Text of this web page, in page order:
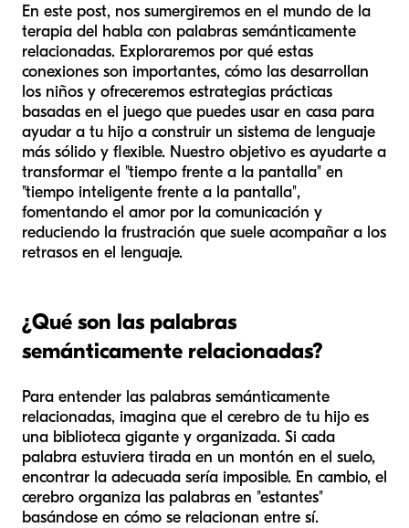
En este post, nos sumergiremos en el mundo de la
terapia del habla con palabras semánticamente
relacionadas. Exploraremos por qué estas
conexiones son importantes, cómo las desarrollan
los niños y ofreceremos estrategias prácticas
basadas en el juego que puedes usar en casa para
ayudar a tu hijo a construir un sistema de lenguaje
más sólido y flexible. Nuestro objetivo es ayudarte a
transformar el "tiempo frente a la pantalla" en
"tiempo inteligente frente a la pantalla",
fomentando el amor por la comunicación y
reduciendo la frustración que suele acompañar a los
retrasos en el lenguaje.
¿Qué son las palabras
semánticamente relacionadas?
Para entender las palabras semánticamente
relacionadas, imagina que el cerebro de tu hijo es
una biblioteca gigante y organizada. Si cada
palabra estuviera tirada en un montón en el suelo,
encontrar la adecuada sería imposible. En cambio, el
cerebro organiza las palabras en "estantes"
basándose en cómo se relacionan entre sí.